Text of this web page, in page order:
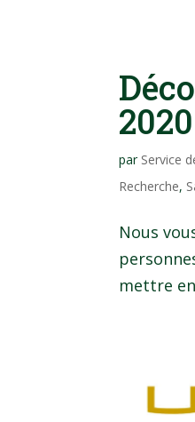
par Service
Recherche,
Nous
mettre